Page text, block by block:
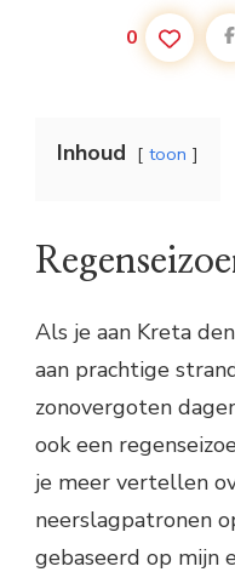
0
Inhoud toon
Als je aan Kreta
aan prachtige
zonovergoten
ook een
je meer vertellen
neerslagpatronen
gebaseerd op mijn